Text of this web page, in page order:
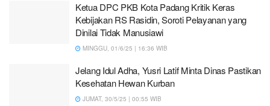
Ketua DPC PKB Kota Padang Kritik Keras
Kebijakan RS Rasidin, Soroti Pelayanan yang
Dinilai Tidak Manusiawi
MINGGU, 01/6/25 | 16:36 WIB
Jelang Idul Adha, Yusri Latif Minta Dinas Pastikan
Kesehatan Hewan Kurban
JUMAT, 30/5/25 | 00:55 WIB